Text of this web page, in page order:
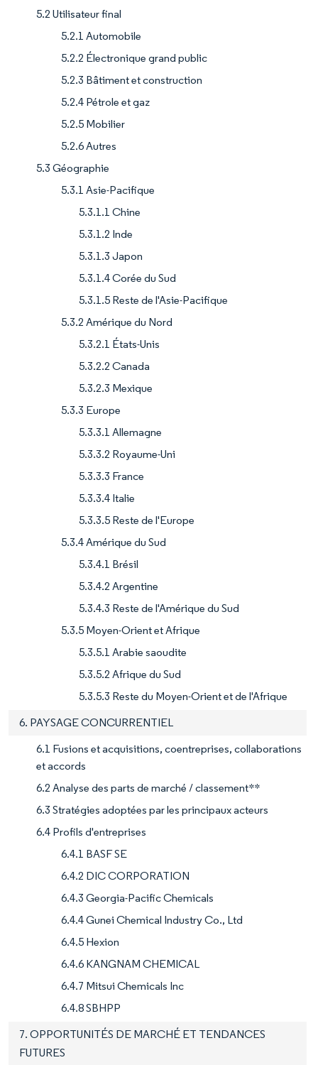
5.2 Utilisateur final
5.2.1 Automobile
5.2.2 Électronique grand public
5.2.3 Bâtiment et construction
5.2.4 Pétrole et gaz
5.2.5 Mobilier
5.2.6 Autres
5.3 Géographie
5.3.1 Asie-Pacifique
5.3.1.1 Chine
5.3.1.2 Inde
5.3.1.3 Japon
5.3.1.4 Corée du Sud
5.3.1.5 Reste de l'Asie-Pacifique
5.3.2 Amérique du Nord
5.3.2.1 États-Unis
5.3.2.2 Canada
5.3.2.3 Mexique
5.3.3 Europe
5.3.3.1 Allemagne
5.3.3.2 Royaume-Uni
5.3.3.3 France
5.3.3.4 Italie
5.3.3.5 Reste de l'Europe
5.3.4 Amérique du Sud
5.3.4.1 Brésil
5.3.4.2 Argentine
5.3.4.3 Reste de l'Amérique du Sud
5.3.5 Moyen-Orient et Afrique
5.3.5.1 Arabie saoudite
5.3.5.2 Afrique du Sud
5.3.5.3 Reste du Moyen-Orient et de l'Afrique
6. PAYSAGE CONCURRENTIEL
6.1 Fusions et acquisitions, coentreprises, collaborations
et accords
6.2 Analyse des parts de marché / classement**
6.3 Stratégies adoptées par les principaux acteurs
6.4 Profils d'entreprises
6.4.1 BASF SE
6.4.2 DIC CORPORATION
6.4.3 Georgia-Pacific Chemicals
6.4.4 Gunei Chemical Industry Co., Ltd
6.4.5 Hexion
6.4.6 KANGNAM CHEMICAL
6.4.7 Mitsui Chemicals Inc
6.4.8 SBHPP
7. OPPORTUNITÉS DE MARCHÉ ET TENDANCES
FUTURES